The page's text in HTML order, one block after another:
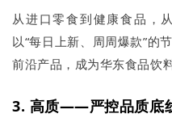
从进口零食到健康食品，
以“每日上新、周周爆款”的
前沿产品，成为华东食品饮
3. 高质——严控品质底